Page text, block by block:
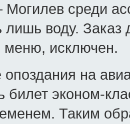
Могилев среди
лишь воду. Заказ
меню, исключен.
опоздания на
билет эконом-
Таким